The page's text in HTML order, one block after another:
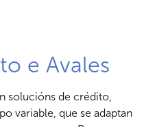
e Avales
solucións de crédito,
variable, que se adaptan